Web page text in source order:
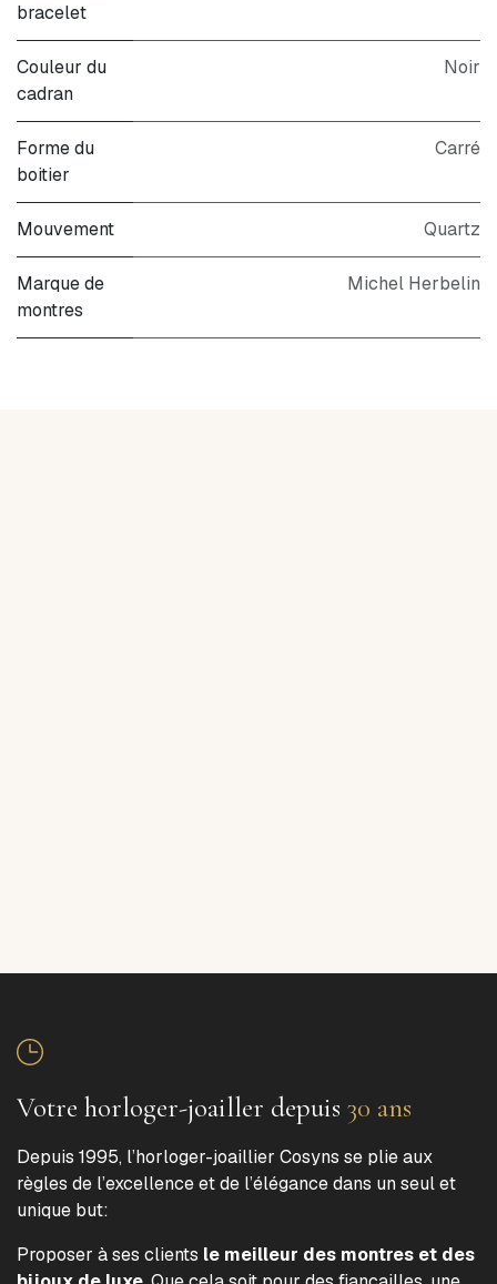
bracelet
Couleur du
cadran
Noir
Forme du
boitier
Carré
Mouvement Quartz
Marque de
montres
Michel Herbelin
Votre horloger-joailler depuis 30 ans
Depuis 1995, l’horloger-joaillier Cosyns se plie aux
règles de l’excellence et de l’élégance dans un seul et
unique but:
Proposer à ses clients le meilleur des montres et des